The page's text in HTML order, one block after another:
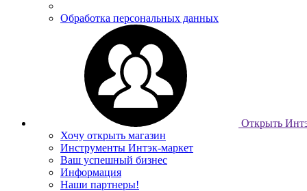
Обработка персональных данных
Открыть
Хочу открыть магазин
Инструменты Интэк-маркет
Ваш успешный бизнес
Информация
Наши партнеры!